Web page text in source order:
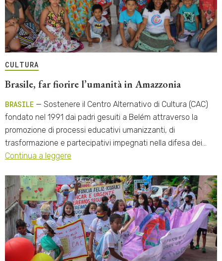
CULTURA
Brasile, far fiorire l’umanità in Amazzonia
BRASILE — Sostenere il Centro Alternativo di Cultura (CAC)
fondato nel 1991 dai padri gesuiti a Belém attraverso la
promozione di processi educativi umanizzanti, di
trasformazione e partecipativi impegnati nella difesa dei…
Continua a leggere